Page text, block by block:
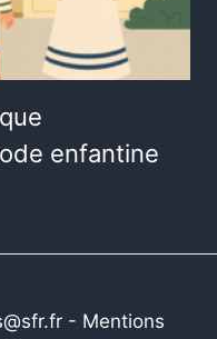
enfantine
- Mentions